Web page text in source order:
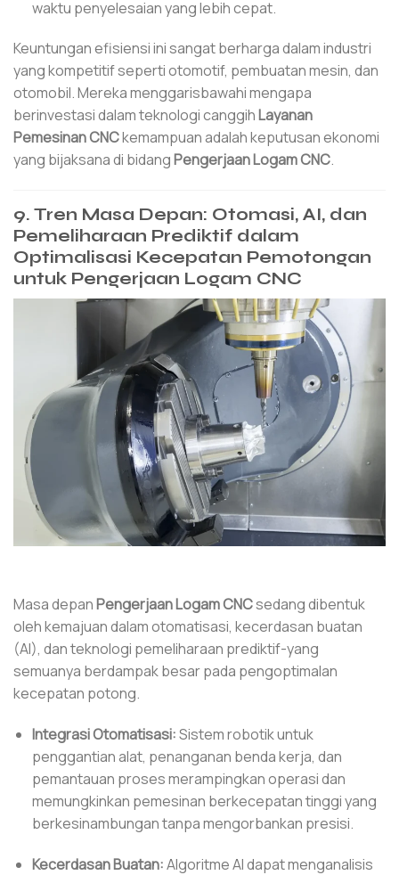
waktu penyelesaian yang lebih cepat.
Keuntungan efisiensi ini sangat berharga dalam industri
yang kompetitif seperti otomotif, pembuatan mesin, dan
otomobil. Mereka menggarisbawahi mengapa
berinvestasi dalam teknologi canggihLayanan
Pemesinan CNCkemampuan adalah keputusan ekonomi
yang bijaksana di bidangPengerjaan Logam CNC.
9. Tren Masa Depan: Otomasi, AI, dan
Pemeliharaan Prediktif dalam
Optimalisasi Kecepatan Pemotongan
untuk Pengerjaan Logam CNC
Masa depanPengerjaan Logam CNCsedang dibentuk
oleh kemajuan dalam otomatisasi, kecerdasan buatan
(AI), dan teknologi pemeliharaan prediktif-yang
semuanya berdampak besar pada pengoptimalan
kecepatan potong.
Integrasi Otomatisasi:Sistem robotik untuk
penggantian alat, penanganan benda kerja, dan
pemantauan proses merampingkan operasi dan
memungkinkan pemesinan berkecepatan tinggi yang
berkesinambungan tanpa mengorbankan presisi.
Kecerdasan Buatan:Algoritme AI dapat menganalisis